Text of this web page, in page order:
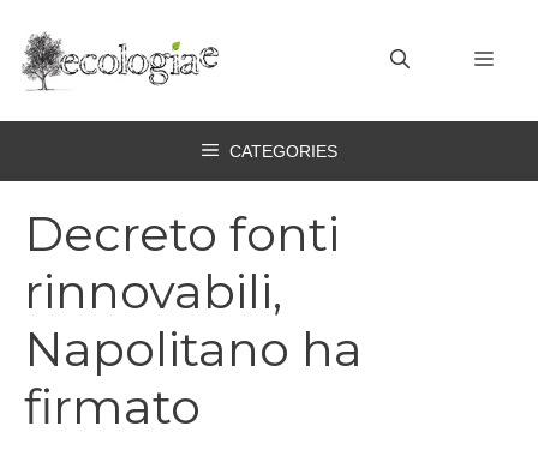
contenuto
CATEGORIES
Decreto fonti
rinnovabili,
Napolitano ha
firmato